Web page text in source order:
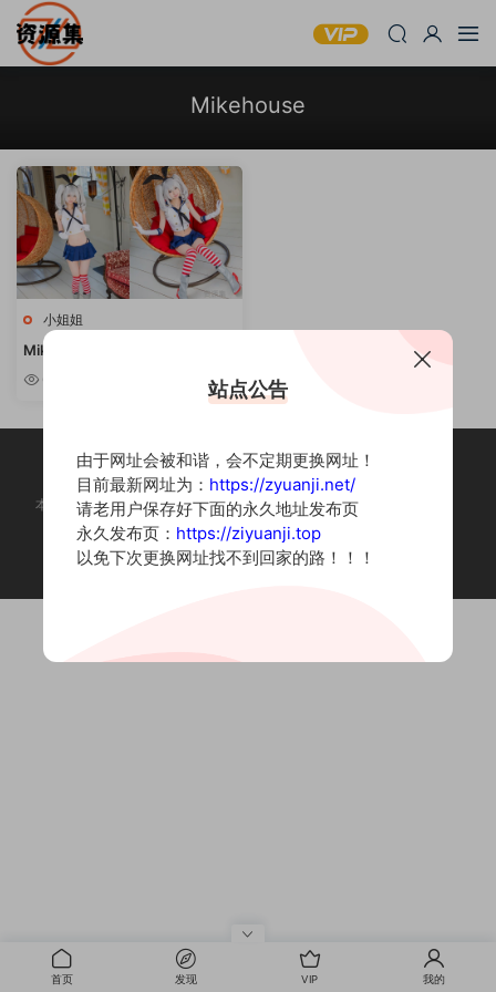
Mikehouse
小姐姐
Mikehouse – COSPLAY写真资
源精选 [持续更新]
本站为摄影写真图片网站，内容来自网络收集整理，仅作个人学习使用。
如有违法内容请联系删除
Copyright © 2022 资源集
首页 发现 VIP 我的
站点公告
由于网址会被和谐，会不定期更换网址！
目前最新网址为： https://zyuanji.net/
请老用户保存好下面的永久地址发布页
永久发布页： https://ziyuanji.top
以免下次更换网址找不到回家的路！！！